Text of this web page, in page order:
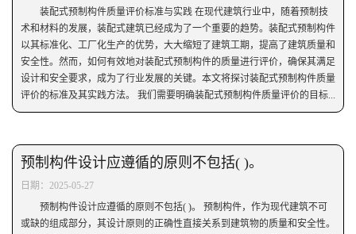
装配式预制构件质量评价标准与实践 在现代建筑行业中，随着预制技
术和材料的发展，装配式建筑已经成为了一个重要的趋势。装配式预制构件
以其标准化、工厂化生产的优势，大大缩短了建筑工期，提高了建筑质量和
安全性。然而，如何有效地对装配式预制构件的质量进行评价，确保其满足
设计和安全要求，成为了行业发展的关键。本文将探讨装配式预制构件质量
评价的标准及其实践方法。 我们需要明确装配式预制构件质量评价的目标...
预制构件设计应遵循的原则不包括( )。
日期：2025-05-27
预制构件设计应遵循的原则不包括( )。 预制构件，作为现代建筑不可
或缺的组成部分，其设计原则的正确性直接关系到建筑物的质量和安全性。